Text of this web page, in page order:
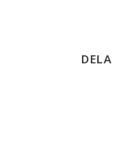
DELA